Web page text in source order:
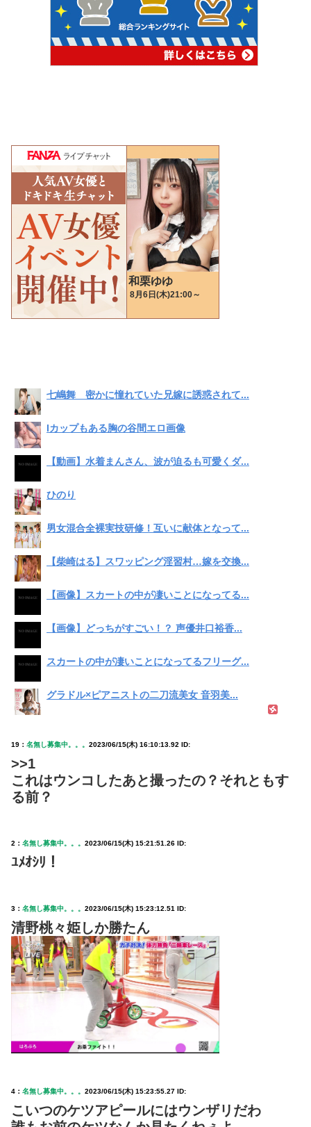
七嶋舞 密かに憧れていた兄嫁に誘惑されて...
Iカップもある胸の谷間エロ画像
【動画】水着まんさん、波が迫るも可愛くダ...
ひのり
男女混合全裸実技研修！互いに献体となって...
【柴崎はる】スワッピング淫習村…嫁を交換...
【画像】スカートの中が凄いことになってる...
【画像】どっちがすごい！？ 声優井口裕香...
スカートの中が凄いことになってるフリーグ...
グラドル×ピアニストの二刀流美女 音羽美...
19： 名無し募集中。。。 2023/06/15(木) 16:10:13.92 ID:
>>1
これはウンコしたあと撮ったの？それともす
る前？
2： 名無し募集中。。。 2023/06/15(木) 15:21:51.26 ID:
ﾕﾒｵｼﾘ！
3： 名無し募集中。。。 2023/06/15(木) 15:23:12.51 ID:
清野桃々姫しか勝たん
4： 名無し募集中。。。 2023/06/15(木) 15:23:55.27 ID:
こいつのケツアピールにはウンザリだわ